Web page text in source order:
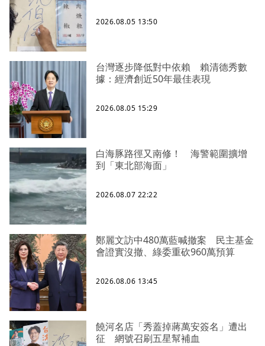
2026.08.05 13:50
台灣逐步降低對中依賴 賴清德秀數
據：經濟創近50年最佳表現
2026.08.05 15:29
白海豚路徑又南修！ 海警範圍擴增
到「東北部海面」
2026.08.07 22:22
鄭麗文訪中480萬藍喊撤案 民主基金
會證實沒撤、綠委重砍960萬預算
2026.08.06 13:45
饒河名店「秀蓋掉蔣萬安簽名」遭出
征 網號召刷五星幫補血